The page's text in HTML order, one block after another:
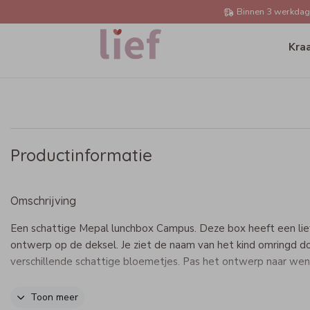
Binnen 3
Productinformatie
Omschrijving
Een schattige Mepal lunchbox Campus. Deze box heeft een
ontwerp op de deksel. Je ziet de naam van het kind omringd
verschillende schattige bloemetjes. Pas het ontwerp naar
Specificaties lunchbox Campus
Toon meer